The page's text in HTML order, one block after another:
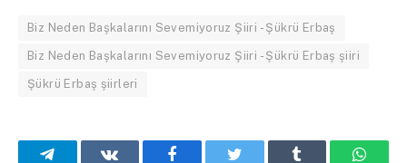
Biz Neden Başkalarını Sevemiyoruz Şiiri - Şükrü Erbaş
Biz Neden Başkalarını Sevemiyoruz Şiiri - Şükrü Erbaş şiiri
Şükrü Erbaş şiirleri
TelegramVKontakteFacebookTwitter